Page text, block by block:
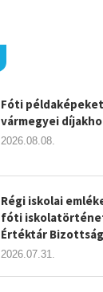
Fóti
vármegyei
2026.08.08.
Régi iskolai
fóti
Értéktár Bizottság
2026.07.31.